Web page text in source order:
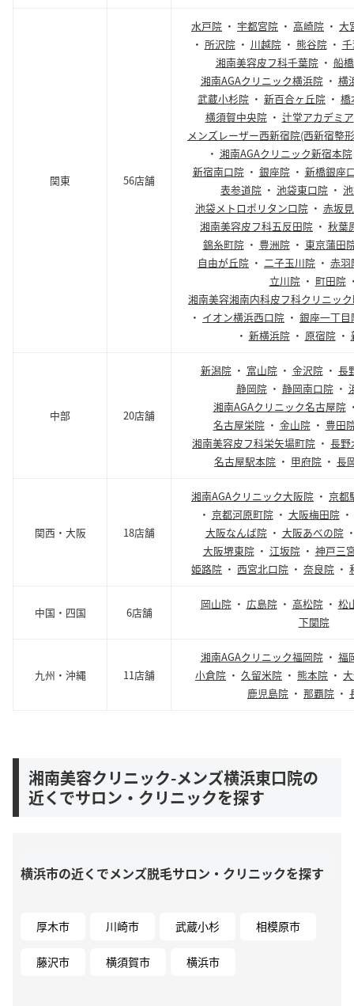
関東 56店舗
水戸院 ・ 宇都宮院 ・ 高崎院 ・ 大
・ 所沢院 ・ 川越院 ・ 熊谷院 ・
湘南美容皮フ科千葉院 ・ 船
湘南AGAクリニック横浜院 ・ 横
武蔵小杉院 ・ 新百合ヶ丘院 ・ 橋
横須賀中央院 ・ 辻堂アカデミア
メンズレーザー西新宿院(西新宿整
・ 湘南AGAクリニック新宿本院
新宿南口院 ・ 銀座院 ・ 新橋銀座
表参道院 ・ 池袋東口院 ・
池袋メトロポリタン口院 ・ 赤坂
湘南美容皮フ科五反田院 ・ 秋葉
錦糸町院 ・ 豊洲院 ・ 東京蒲田
自由が丘院 ・ 二子玉川院 ・ 赤羽
立川院 ・ 町田院
湘南美容湘南内科皮フ科クリニッ
・ イオン横浜西口院 ・ 銀座一丁目
・ 新横浜院 ・ 原宿院 ・
中部 20店舗
新潟院 ・ 富山院 ・ 金沢院 ・ 長
静岡院 ・ 静岡南口院 ・
湘南AGAクリニック名古屋院
名古屋栄院 ・ 金山院 ・ 豊田
湘南美容皮フ科栄矢場町院 ・ 長野
名古屋駅本院 ・ 甲府院 ・ 長
関西・大阪 18店舗
湘南AGAクリニック大阪院 ・ 京都
・ 京都河原町院 ・ 大阪梅田院 ・
大阪なんば院 ・ 大阪あべの院
大阪堺東院 ・ 江坂院 ・ 神戸三
姫路院 ・ 西宮北口院 ・ 奈良院 ・
中国・四国 6店舗
岡山院 ・ 広島院 ・ 高松院 ・ 松
下関院
九州・沖縄 11店舗
湘南AGAクリニック福岡院 ・ 福
小倉院 ・ 久留米院 ・ 熊本院 ・
鹿児島院 ・ 那覇院 ・
湘南美容クリニック-メンズ横浜東口院の
近くでサロン・クリニックを探す
横浜市の近くでメンズ脱毛サロン・クリニックを探す
厚木市 川崎市 武蔵小杉 相模原市
藤沢市 横須賀市 横浜市